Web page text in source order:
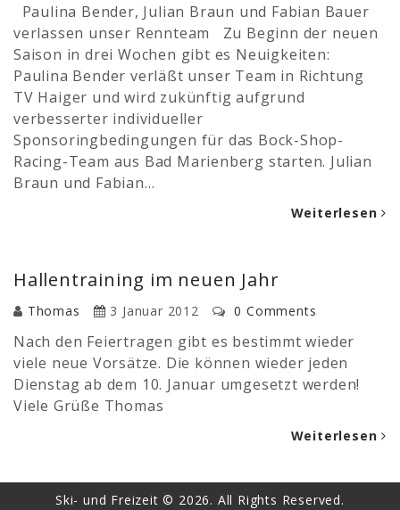
Paulina Bender, Julian Braun und Fabian Bauer
verlassen unser Rennteam Zu Beginn der neuen
Saison in drei Wochen gibt es Neuigkeiten:
Paulina Bender verläßt unser Team in Richtung
TV Haiger und wird zukünftig aufgrund
verbesserter individueller
Sponsoringbedingungen für das Bock-Shop-
Racing-Team aus Bad Marienberg starten. Julian
Braun und Fabian…
Weiterlesen
Hallentraining im neuen Jahr
Thomas 3 Januar 2012 0 Comments
Nach den Feiertragen gibt es bestimmt wieder
viele neue Vorsätze. Die können wieder jeden
Dienstag ab dem 10. Januar umgesetzt werden!
Viele Grüße Thomas
Weiterlesen
Ski- und Freizeit © 2026. All Rights Reserved.